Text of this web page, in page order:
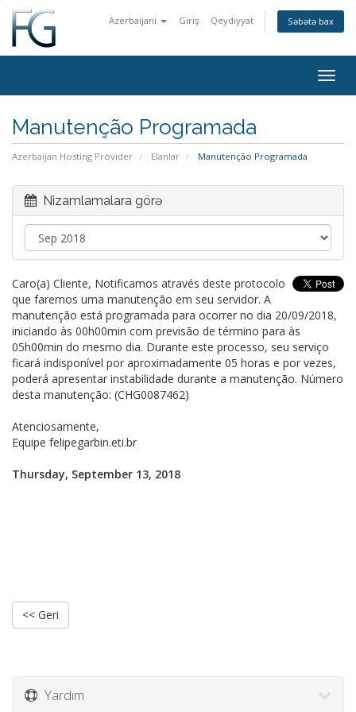
Azerbaijani Giriş Qeydiyyat Səbətə bax
Manutenção Programada
Azerbaijan Hosting Provider Elanlar Manutenção Programada
Nizamlamalara görə
Caro(a) Cliente, Notificamos através deste protocolo
que faremos uma manutenção em seu servidor. A
manutenção está programada para ocorrer no dia 20/09/2018,
iniciando às 00h00min com previsão de término para às
05h00min do mesmo dia. Durante este processo, seu serviço
ficará indisponível por aproximadamente 05 horas e por vezes,
poderá apresentar instabilidade durante a manutenção. Número
desta manutenção: (CHG0087462)
Atenciosamente,
Equipe felipegarbin.eti.br
Thursday, September 13, 2018
<< Geri
Yardım